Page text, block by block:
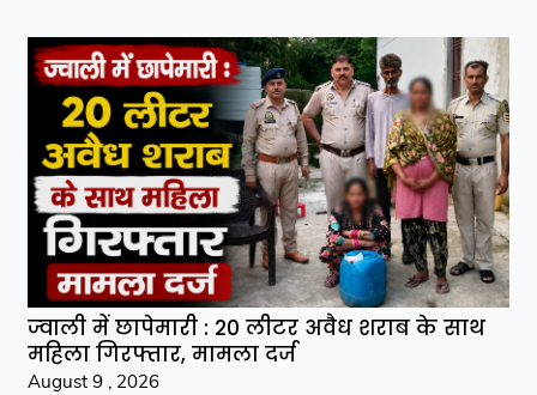
ज्वाली में छापेमारी : 20 लीटर अवैध शराब के साथ
महिला गिरफ्तार, मामला दर्ज
August 9 , 2026